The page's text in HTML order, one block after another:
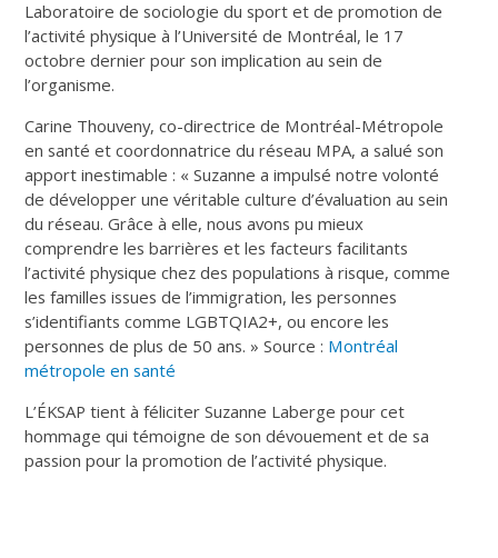
Laboratoire de sociologie du sport et de promotion de
l’activité physique à l’Université de Montréal, le 17
octobre dernier pour son implication au sein de
l’organisme.
Carine Thouveny, co-directrice de Montréal-Métropole
en santé et coordonnatrice du réseau MPA, a salué son
apport inestimable : « Suzanne a impulsé notre volonté
de développer une véritable culture d’évaluation au sein
du réseau. Grâce à elle, nous avons pu mieux
comprendre les barrières et les facteurs facilitants
l’activité physique chez des populations à risque, comme
les familles issues de l’immigration, les personnes
s’identifiants comme LGBTQIA2+, ou encore les
personnes de plus de 50 ans. » Source : Montréal
métropole en santé
L’ÉKSAP tient à féliciter Suzanne Laberge pour cet
hommage qui témoigne de son dévouement et de sa
passion pour la promotion de l’activité physique.